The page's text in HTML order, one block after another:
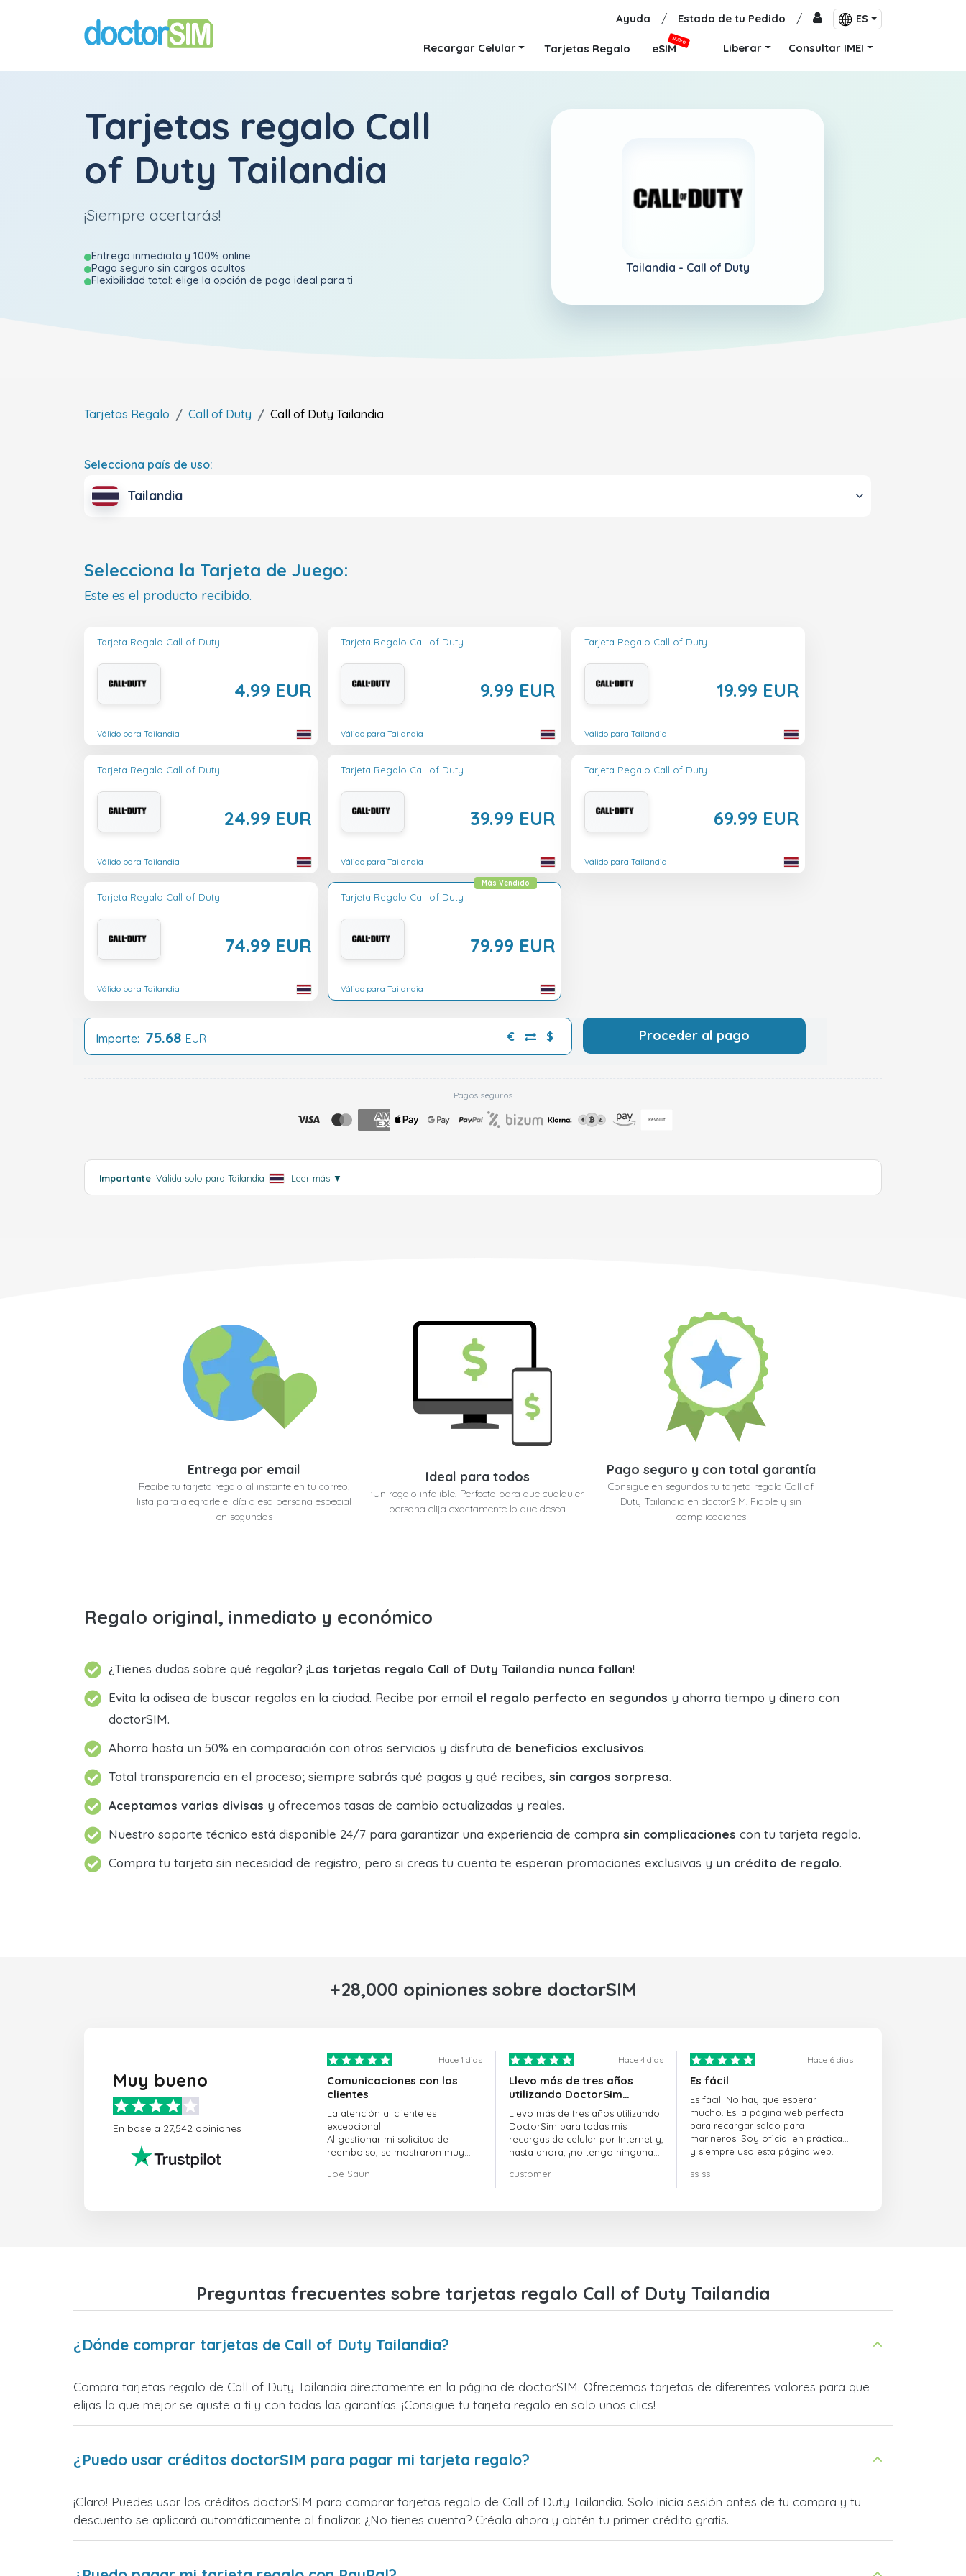
Ayuda / Estado de tu Pedido / ES
Recargar Celular Tarjetas Regalo eSIM
NUEVO
Liberar Consultar IMEI
Tarjetas regalo Call
of Duty Tailandia
¡Siempre acertarás!
Entrega inmediata y 100% online
Pago seguro sin cargos ocultos
Flexibilidad total: elige la opción de pago ideal para ti
Tailandia - Call of Duty
Tarjetas Regalo Call of Duty Call of Duty Tailandia
Selecciona país de uso:
Tailandia
Selecciona la Tarjeta de Juego:
Este es el producto recibido.
Tarjeta Regalo Call of Duty
4.99 EUR
Válido para Tailandia
Tarjeta Regalo Call of Duty
9.99 EUR
Válido para Tailandia
Tarjeta Regalo Call of Duty
19.99 EUR
Válido para Tailandia
Tarjeta Regalo Call of Duty
24.99 EUR
Válido para Tailandia
Tarjeta Regalo Call of Duty
39.99 EUR
Válido para Tailandia
Tarjeta Regalo Call of Duty
69.99 EUR
Válido para Tailandia
Tarjeta Regalo Call of Duty
74.99 EUR
Válido para Tailandia
Tarjeta Regalo Call of Duty
79.99 EUR
Más Vendido
Válido para Tailandia
Importe: 75.68 EUR € $ Proceder al pago
Pagos seguros
Importante: Válida solo para Tailandia Leer más ▼
Entrega por email
Recibe tu tarjeta regalo al instante en tu correo,
lista para alegrarle el día a esa persona especial
en segundos
Ideal para todos
¡Un regalo infalible! Perfecto para que cualquier
persona elija exactamente lo que desea
Pago seguro y con total garantía
Consigue en segundos tu tarjeta regalo Call of
Duty Tailandia en doctorSIM. Fiable y sin
complicaciones
Regalo original, inmediato y económico
¿Tienes dudas sobre qué regalar? ¡Las tarjetas regalo Call of Duty Tailandia nunca fallan!
Evita la odisea de buscar regalos en la ciudad. Recibe por email el regalo perfecto en segundos y ahorra tiempo y dinero con
doctorSIM.
Ahorra hasta un 50% en comparación con otros servicios y disfruta de beneficios exclusivos.
Total transparencia en el proceso; siempre sabrás qué pagas y qué recibes, sin cargos sorpresa.
Aceptamos varias divisas y ofrecemos tasas de cambio actualizadas y reales.
Nuestro soporte técnico está disponible 24/7 para garantizar una experiencia de compra sin complicaciones con tu tarjeta regalo.
Compra tu tarjeta sin necesidad de registro, pero si creas tu cuenta te esperan promociones exclusivas y un crédito de regalo.
+28,000 opiniones sobre doctorSIM
Muy bueno
En base a 27,542 opiniones
Hace 1 dias
Comunicaciones con los
clientes
La atención al cliente es
excepcional.
Al gestionar mi solicitud de
reembolso, se mostraron muy
gestión, y resolvieron mi
Joe Saun
Hace 4 dias
Llevo más de tres años
utilizando DoctorSim…
Llevo más de tres años utilizando
DoctorSim para todas mis
recargas de celular por Internet y,
hasta ahora, ¡no tengo ninguna
customer
Hace 6 dias
Es fácil
Es fácil. No hay que esperar
mucho. Es la página web perfecta
para recargar saldo para
marineros. Soy oficial en prácticas
y siempre uso esta página web.
ss ss
Preguntas frecuentes sobre tarjetas regalo Call of Duty Tailandia
¿Dónde comprar tarjetas de Call of Duty Tailandia?
Compra tarjetas regalo de Call of Duty Tailandia directamente en la página de doctorSIM. Ofrecemos tarjetas de diferentes valores para que
elijas la que mejor se ajuste a ti y con todas las garantías. ¡Consigue tu tarjeta regalo en solo unos clics!
¿Puedo usar créditos doctorSIM para pagar mi tarjeta regalo?
¡Claro! Puedes usar los créditos doctorSIM para comprar tarjetas regalo de Call of Duty Tailandia. Solo inicia sesión antes de tu compra y tu
descuento se aplicará automáticamente al finalizar. ¿No tienes cuenta? Créala ahora y obtén tu primer crédito gratis.